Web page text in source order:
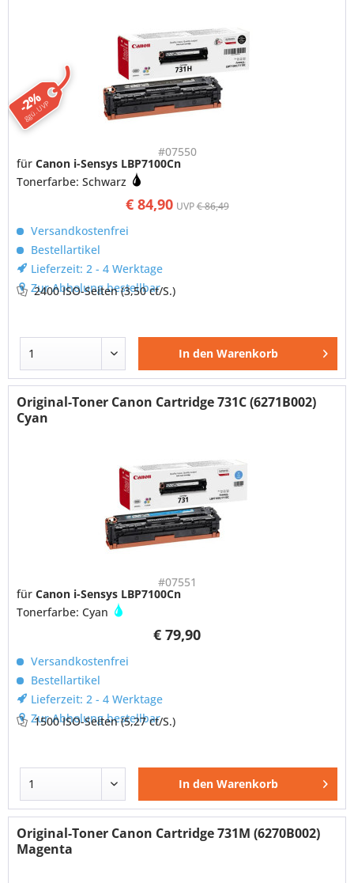
-2%
ggü. UVP
#07550
€ 84,90 UVP€ 86,49
fürCanon i-Sensys LBP7100Cn
Tonerfarbe: Schwarz
Versandkostenfrei
Bestellartikel
Lieferzeit: 2 - 4 Werktage
Zur Abholung bestellbar
2400 ISO-Seiten(3,50 ct/S.)
In den Warenkorb
Original-Toner Canon Cartridge 731C (6271B002)
Cyan
#07551
€ 79,90
fürCanon i-Sensys LBP7100Cn
Tonerfarbe: Cyan
Versandkostenfrei
Bestellartikel
Lieferzeit: 2 - 4 Werktage
Zur Abholung bestellbar
1500 ISO-Seiten(5,27 ct/S.)
In den Warenkorb
Original-Toner Canon Cartridge 731M (6270B002)
Magenta